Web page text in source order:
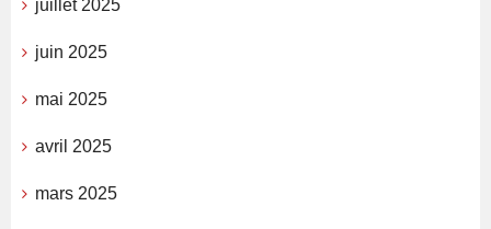
juillet 2025
juin 2025
mai 2025
avril 2025
mars 2025